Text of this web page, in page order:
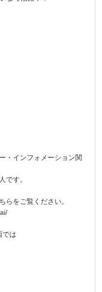
・インフォメーション関
です。
らをご覧ください。
では